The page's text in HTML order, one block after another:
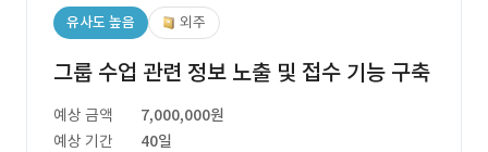
유사도 높음 외주
그룹 수업 관련 정보 노출 및 접수 기능 구축
예상 금액
7,000,000원
예상 기간
40일